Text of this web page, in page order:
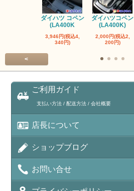
ダイハツ コペン
(LA400K
3,946円(税込4,
340円)
ダイハツコペン
(LA400K)
2,000円(税込2,
200円)
<
ご利用ガイド
支払い方法 / 配送方法 / 会社概要
店長について
ショップブログ
お問い合せ